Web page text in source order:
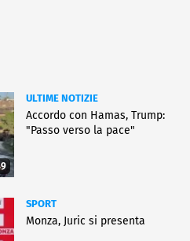
ULTIME NOTIZIE
Accordo con Hamas, Trump:
"Passo verso la pace"
SPORT
Monza, Juric si presenta